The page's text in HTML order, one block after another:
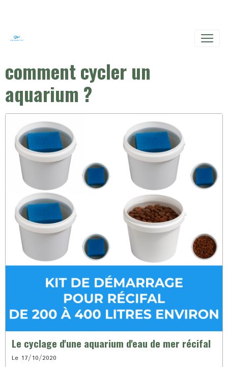
comment cycler un
aquarium ?
Le cyclage d'une aquarium d'eau de mer récifal
Le 17/10/2020